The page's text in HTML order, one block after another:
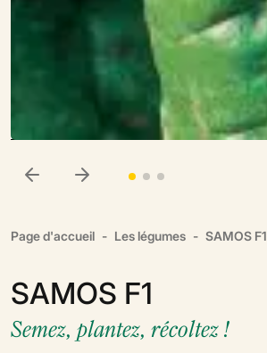
Page d'accueil Les légumes SAMOS F1
SAMOS F1
Semez, plantez, récoltez !